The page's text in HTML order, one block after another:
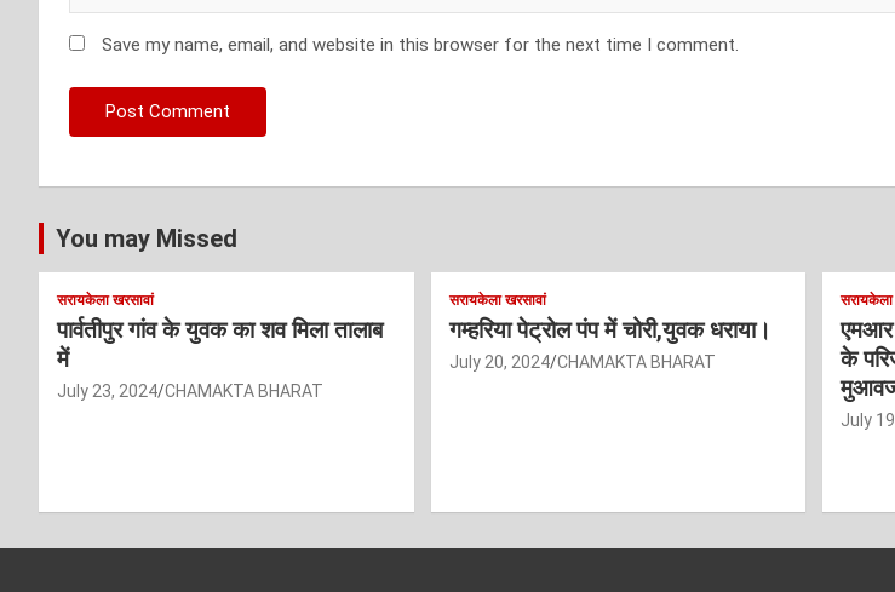
Save my name, email, and website in this browser for the next time I comment.
You may Missed
सरायकेला खरसावां
पार्वतीपुर गांव के युवक का शव मिला तालाब
में
July 23, 2024 CHAMAKTA BHARAT
सरायकेला खरसावां
गम्हरिया पेट्रोल पंप में चोरी,युवक धराया।
July 20, 2024 CHAMAKTA BHARAT
सरायकेला
एमआर
के
July